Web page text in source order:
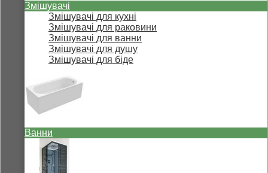
Змішувачі
Змішувачі для кухні
Змішувачі для раковини
Змішувачі для ванни
Змішувачі для душу
Змішувачі для біде
Ванни